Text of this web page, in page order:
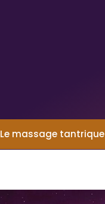
Le massage tantrique